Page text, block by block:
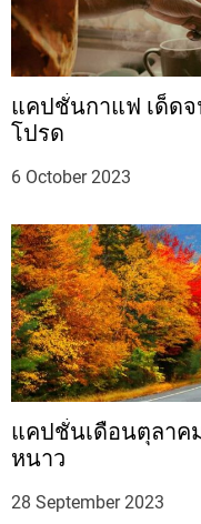
แคปชั่นกาแฟ เด็ดจ
โปรด
6 October 2023
แคปชั่นเดือนตุลาค
หนาว
28 September 2023